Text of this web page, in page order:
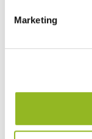
Marketing
Piatto Ecolia
- 225x225x13 mm- PS-